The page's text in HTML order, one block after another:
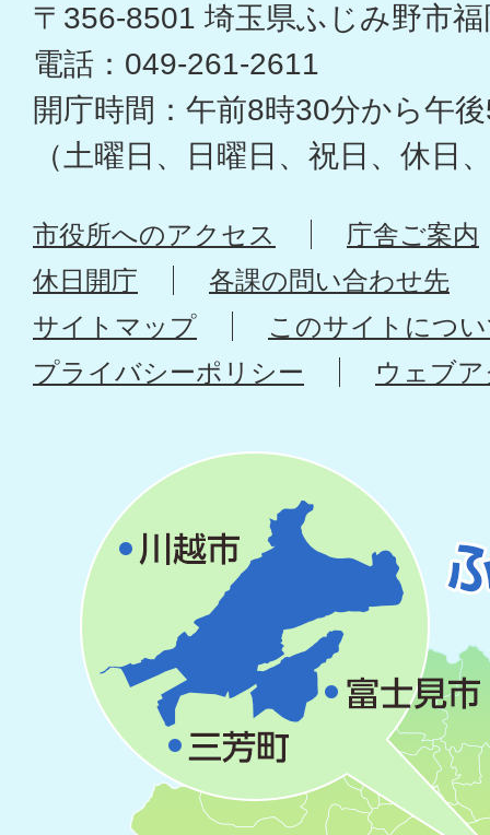
〒356-8501 埼玉県ふじみ野市
電話：049-261-2611
開庁時間：午前8時30分から午
（土曜日、日曜日、祝日、休日
市役所へのアクセス
庁舎ご案内
休日開庁
各課の問い合わせ先
サイトマップ
このサイトにつ
プライバシーポリシー
ウェブ